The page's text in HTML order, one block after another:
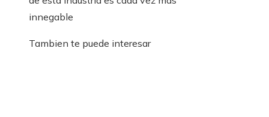
innegable
Tambien te puede interesar